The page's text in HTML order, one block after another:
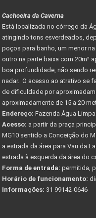
Cachoeira da Caverna
Está localizada no córrego da
atingindo tons esverdeados,
poços para banho, um menor
outro na parte baixa com 20m²
boa profundidade, não sendo
nadar. O acesso ao atrativo se
de dificuldade por
aproximadamente de 15 a 20
Endereço: Fazenda Água
Acesso: a partir da praça
MG10 sentido a Conceição do
a estrada da área para Vau da
estrada à esquerda da área do
Forma de entrada: permitida,
Horário de funcionamento:
Informações: 31 99142-0646